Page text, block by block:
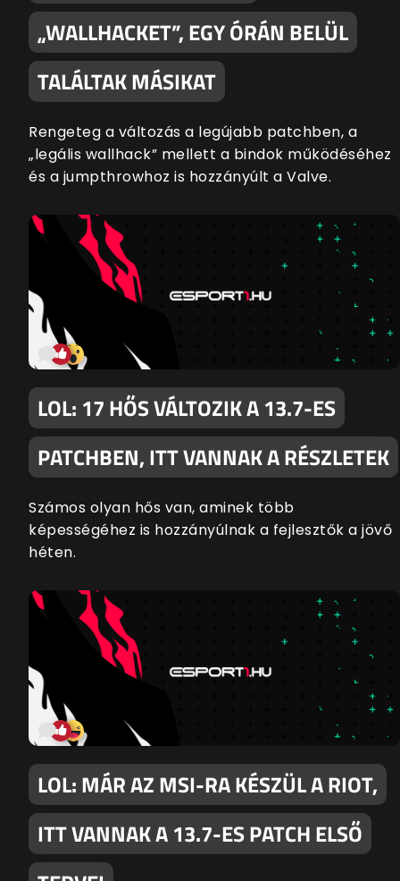
„WALLHACKET”, EGY ÓRÁN BELÜL
TALÁLTAK MÁSIKAT
Rengeteg a változás a legújabb patchben, a
„legális wallhack” mellett a bindok működéséhez
és a jumpthrowhoz is hozzányúlt a Valve.
LOL: 17 HŐS VÁLTOZIK A 13.7-ES
PATCHBEN, ITT VANNAK A RÉSZLETEK
Számos olyan hős van, aminek több
képességéhez is hozzányúlnak a fejlesztők a jövő
héten.
LOL: MÁR AZ MSI-RA KÉSZÜL A RIOT,
ITT VANNAK A 13.7-ES PATCH ELSŐ